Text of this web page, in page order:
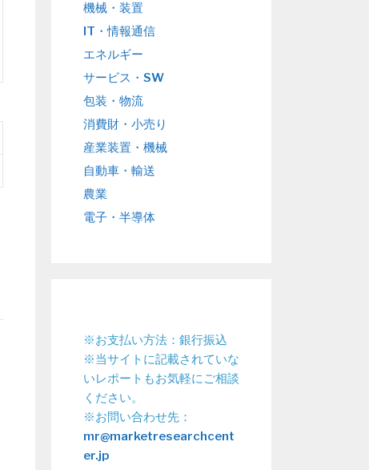
機械・装置
IT・情報通信
エネルギー
サービス・SW
包装・物流
消費財・小売り
産業装置・機械
自動車・輸送
農業
電子・半導体
※お支払い方法：銀行振込
※当サイトに記載されていな
いレポートもお気軽にご相談
ください。
※お問い合わせ先：
mr@marketresearchcent
er.jp